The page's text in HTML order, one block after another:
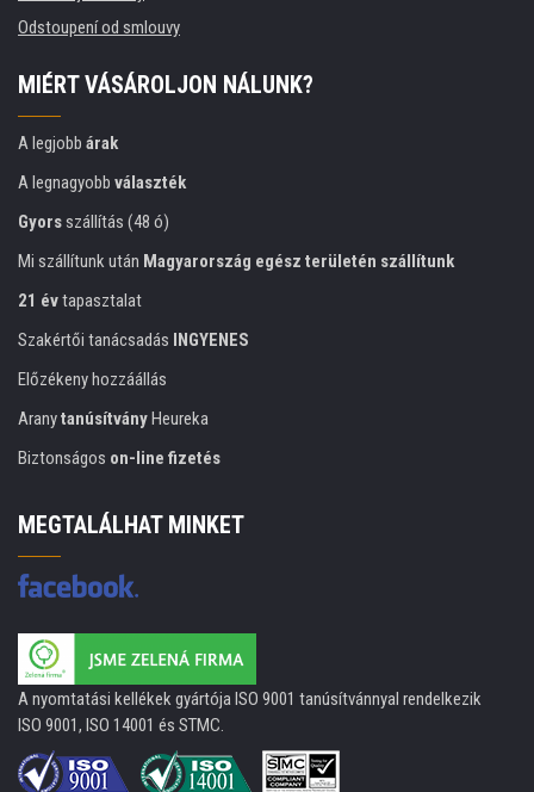
Odstoupení od smlouvy
MIÉRT VÁSÁROLJON NÁLUNK?
A legjobb árak
A legnagyobb választék
Gyorsszállítás (48 ó)
Mi szállítunk után Magyarország egész területén szállítunk
21 évtapasztalat
Szakértői tanácsadás
INGYENES
Előzékeny hozzáállás
Aranytanúsítvány Heureka
Biztonságos on-line fizetés
MEGTALÁLHAT MINKET
A nyomtatási kellékek gyártója ISO 9001 tanúsítvánnyal rendelkezik
ISO 9001, ISO 14001 és STMC.